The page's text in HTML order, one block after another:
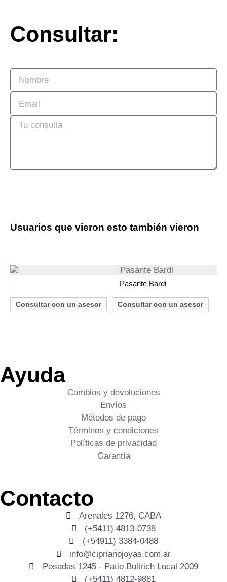
Consultar:
Usuarios que vieron esto también vieron
Pasante Bardi
Consultar con un asesor Consultar con un asesor
Ayuda
Cambios y devoluciones
Envíos
Métodos de pago
Términos y condiciones
Políticas de privacidad
Garantía
Contacto
Arenales 1276, CABA
(+5411) 4813-0738
(+54911) 3384-0488
info@ciprianojoyas.com.ar
Posadas 1245 - Patio Bullrich Local 2009
(+5411) 4812-9881